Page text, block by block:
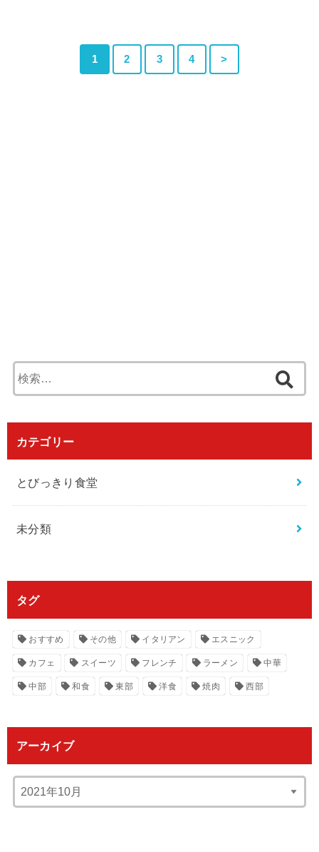
1 2 3 4 >
索
カテゴリー
とびっきり食堂
未分類
タグ
おすすめ その他 イタリアン エスニック
カフェ スイーツ フレンチ ラーメン 中華
中部 和食 東部 洋食 焼肉 西部
アーカイブ